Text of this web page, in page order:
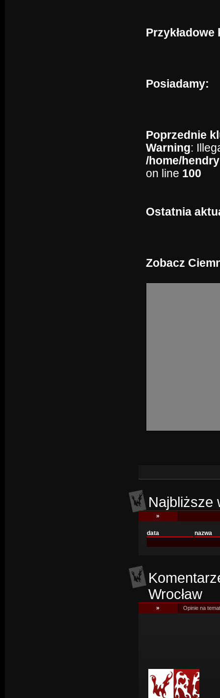
Posiadamy:
Poprzednie
Warning:
/home/
on line 100
Ostatnia
Zobacz
Najbliższe
»
data nazwa
Wrocław
» Opinie na